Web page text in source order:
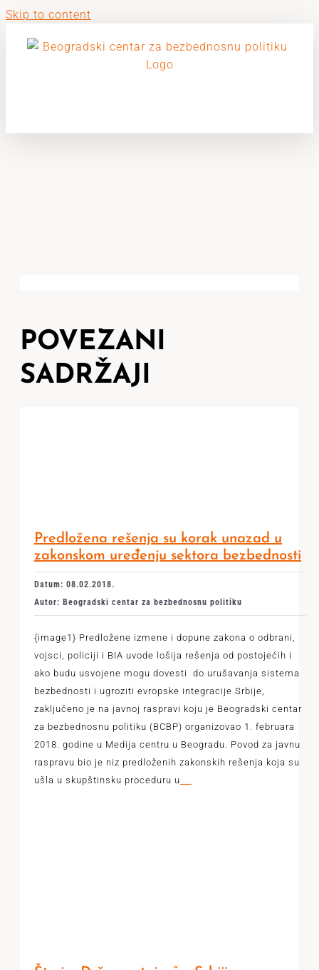
Skip to content
POVEZANI
SADRŽAJI
Predložena rešenja su korak unazad u
zakonskom uređenju sektora bezbednosti
Datum: 08.02.2018.
Autor: Beogradski centar za bezbednosnu politiku
{image1} Predložene izmene i dopune zakona o odbrani,
vojsci, policiji i BIA uvode lošija rešenja od postojećih i
ako budu usvojene mogu dovesti do urušavanja sistema
bezbednosti i ugroziti evropske integracije Srbije,
zaključeno je na javnoj raspravi koju je Beogradski centar
za bezbednosnu politiku (BCBP) organizovao 1. februara
2018. godine u Medija centru u Beogradu. Povod za javnu
raspravu bio je niz predloženih zakonskih rešenja koja su
ušla u skupštinsku proceduru u ...